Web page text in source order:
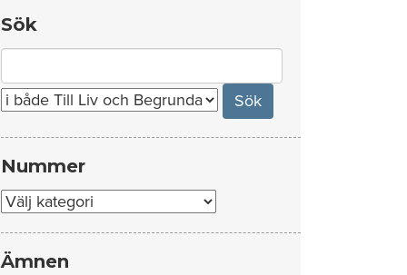
Sök
for:
Nummer
Nummer
Ämnen